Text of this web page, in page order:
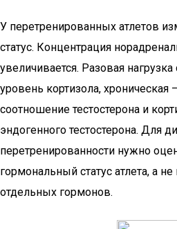
У перетренированных атлетов
статус. Концентрация
увеличивается. Разовая
уровень кортизола,
соотношение тестостерона и
эндогенного тестостерона. Для
перетренированности нужно
гормональный статус атлета, а
отдельных гормонов.